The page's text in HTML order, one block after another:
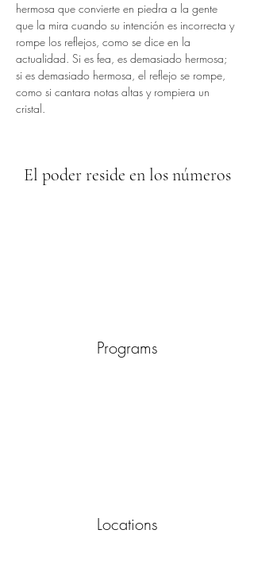
hermosa que convierte en piedra a la gente
que la mira cuando su intención es incorrecta y
rompe los reflejos, como se dice en la
actualidad. Si es fea, es demasiado hermosa;
si es demasiado hermosa, el reflejo se rompe,
como si cantara notas altas y rompiera un
cristal.
El poder reside en los números
Programs
Locations